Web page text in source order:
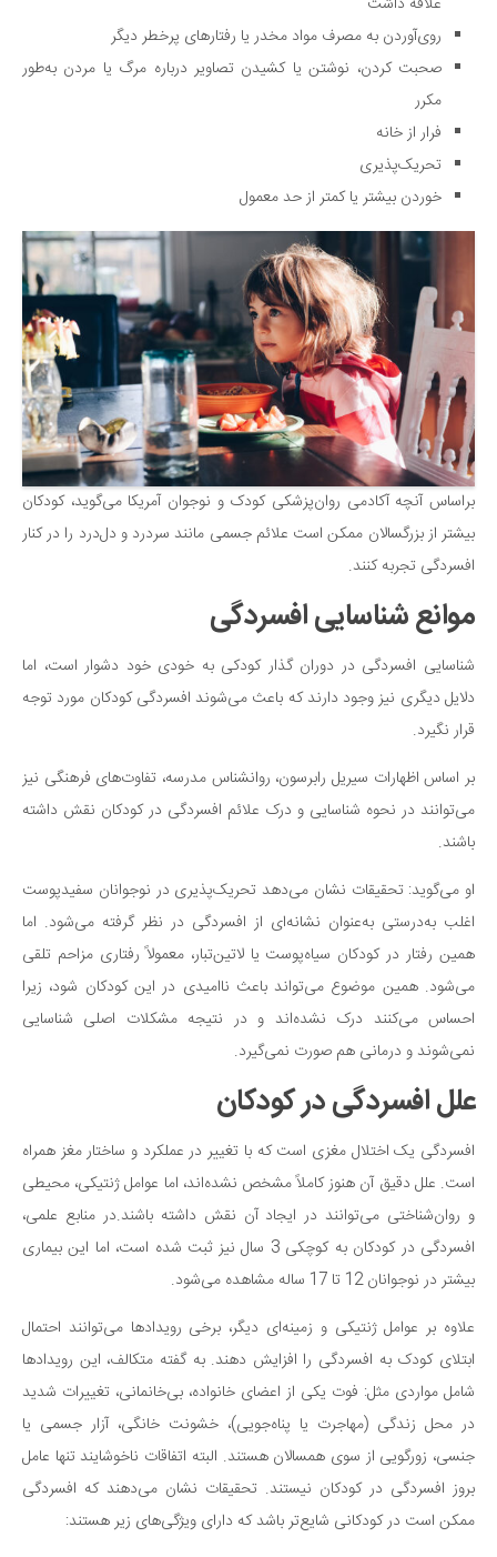
روی‌آوردن به مصرف مواد مخدر یا رفتارهای پرخطر دیگر
صحبت کردن، نوشتن یا کشیدن تصاویر درباره مرگ یا مردن به‌طور
مکرر
فرار از خانه
تحریک‌پذیری
خوردن بیشتر یا کمتر از حد معمول
براساس آنچه آکادمی روان‌پزشکی کودک و نوجوان آمریکا می‌گوید، کودکان
بیشتر از بزرگسالان ممکن است علائم جسمی مانند سردرد و دل‌درد را در کنار
افسردگی تجربه کنند.
موانع شناسایی افسردگی
شناسایی افسردگی در دوران گذار کودکی به خودی خود دشوار است، اما
دلایل دیگری نیز وجود دارند که باعث می‌شوند افسردگی کودکان مورد توجه
قرار نگیرد.
بر اساس اظهارات سیریل رابرسون، روانشناس مدرسه، تفاوت‌های فرهنگی نیز
می‌توانند در نحوه شناسایی و درک علائم افسردگی در کودکان نقش داشته
باشند.
او می‌گوید: تحقیقات نشان می‌دهد تحریک‌پذیری در نوجوانان سفیدپوست
اغلب به‌درستی به‌عنوان نشانه‌ای از افسردگی در نظر گرفته می‌شود. اما
همین رفتار در کودکان سیاه‌پوست یا لاتین‌تبار، معمولاً رفتاری مزاحم تلقی
می‌شود. همین موضوع می‌تواند باعث ناامیدی در این کودکان شود، زیرا
احساس می‌کنند درک نشده‌اند و در نتیجه مشکلات اصلی شناسایی
نمی‌شوند و درمانی هم صورت نمی‌گیرد.
علل افسردگی در کودکان
افسردگی یک اختلال مغزی است که با تغییر در عملکرد و ساختار مغز همراه
است. علل دقیق آن هنوز کاملاً مشخص نشده‌اند، اما عوامل ژنتیکی، محیطی
و روان‌شناختی می‌توانند در ایجاد آن نقش داشته باشند.در منابع علمی،
افسردگی در کودکان به کوچکی 3 سال نیز ثبت شده است، اما این بیماری
بیشتر در نوجوانان 12 تا 17 ساله مشاهده می‌شود.
علاوه بر عوامل ژنتیکی و زمینه‌ای دیگر، برخی رویدادها می‌توانند احتمال
ابتلای کودک به افسردگی را افزایش دهند. به گفته متکالف، این رویدادها
شامل مواردی مثل: فوت یکی از اعضای خانواده، بی‌خانمانی، تغییرات شدید
در محل زندگی (مهاجرت یا پناه‌جویی)، خشونت خانگی، آزار جسمی یا
جنسی، زورگویی از سوی همسالان هستند. البته اتفاقات ناخوشایند تنها عامل
بروز افسردگی در کودکان نیستند. تحقیقات نشان می‌دهند که افسردگی
ممکن است در کودکانی شایع‌تر باشد که دارای ویژگی‌های زیر هستند: